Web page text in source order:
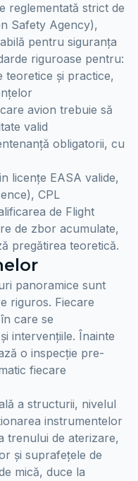
reglementată strict de
Safety Agency),
pentru siguranța
riguroase pentru:
teoretice și practice,
avion trebuie să
valid
obligatorii, cu
licențe EASA valide,
CPL
de Flight
de zbor acumulate,
pregătirea teoretică.
panoramice sunt
riguros. Fiecare
care se
intervențiile. Înainte
o inspecție pre-
fiecare
a structurii, nivelul
instrumentelor
trenului de aterizare,
și suprafețele de
mică, duce la